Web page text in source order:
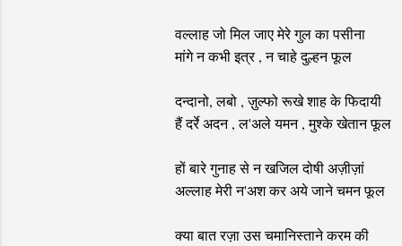
वल्लाह जो मिल जाए मेरे गुल का पसीना
मांगे न कभी इत्र , न चाहे दुल्हन फूल
दन्दानो, लबो , ज़ुल्फो रूखे शाह के फिदायी
हैं दर्रे अदन , ल'अले यमन , मुश्के खेतान फूल
हों बारे गुनाह से न खजिल दोषी अज़ीज़ां
अल्लाह मेरी न'अश कर अये जाने चमन फूल
क्या बात रज़ा उस चमानिस्ताने करम की